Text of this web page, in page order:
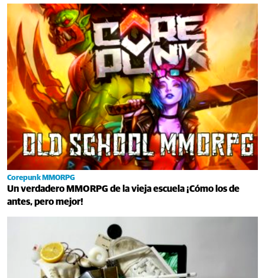
Corepunk MMORPG
Un verdadero MMORPG de la vieja escuela ¡Cómo los de
antes, pero mejor!